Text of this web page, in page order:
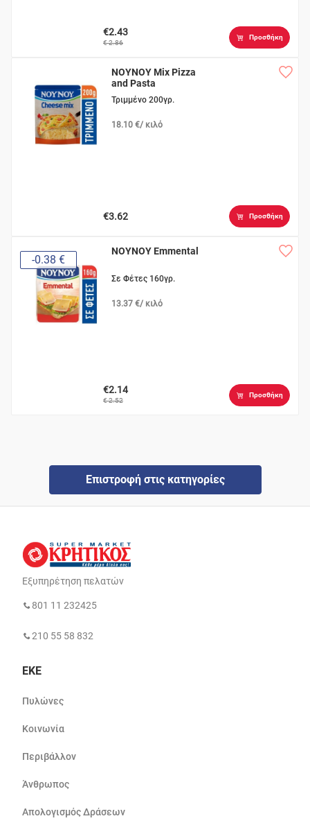
€2.43
€ 2.86
Προσθήκη
ΝΟΥΝΟΥ Mix Pizza
and Pasta
Τριμμένο 200γρ.
18.10 €/ κιλό
€3.62 Προσθήκη
-0.38 €
ΝΟΥΝΟΥ Emmental
Σε Φέτες 160γρ.
13.37 €/ κιλό
€2.14
€ 2.52
Προσθήκη
Επιστροφή στις κατηγορίες
Εξυπηρέτηση πελατών
801 11 232425
210 55 58 832
ΕΚΕ
Πυλώνες
Κοινωνία
Περιβάλλον
Άνθρωπος
Απολογισμός Δράσεων